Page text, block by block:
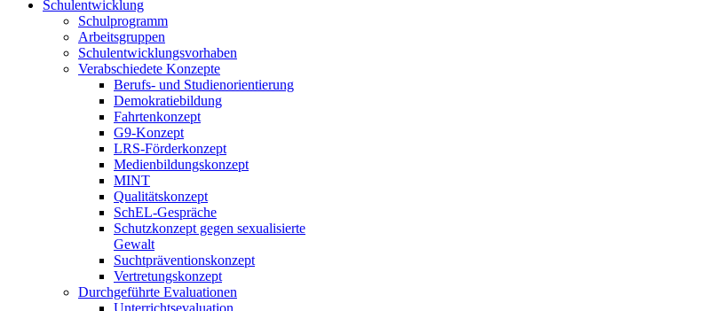
Schulentwicklung
Schulprogramm
Arbeitsgruppen
Schulentwicklungsvorhaben
Verabschiedete Konzepte
Berufs- und Studienorientierung
Demokratiebildung
Fahrtenkonzept
G9-Konzept
LRS-Förderkonzept
Medienbildungskonzept
MINT
Qualitätskonzept
SchEL-Gespräche
Schutzkonzept gegen sexualisierte
Gewalt
Suchtpräventionskonzept
Vertretungskonzept
Durchgeführte Evaluationen
Unterrichtsevaluation